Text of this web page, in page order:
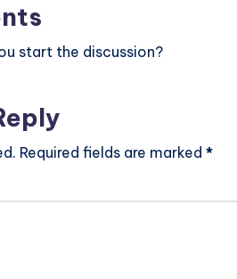
start the discussion?
Required fields are marked *